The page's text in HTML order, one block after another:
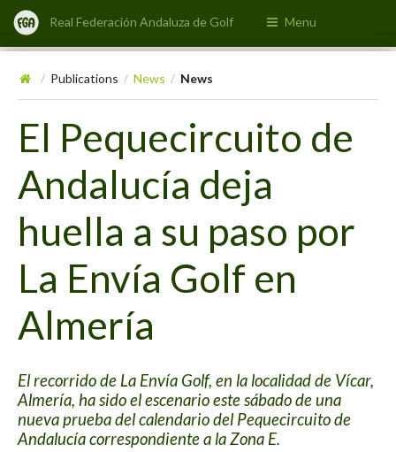
Real Federación Andaluza de Golf Menu
/ Publications / News / News
El Pequecircuito de
Andalucía deja
huella a su paso por
La Envía Golf en
Almería
El recorrido de La Envía Golf, en la localidad de Vícar,
Almería, ha sido el escenario este sábado de una
nueva prueba del calendario del Pequecircuito de
Andalucía correspondiente a la Zona E.